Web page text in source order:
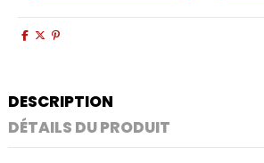
DESCRIPTION
DÉTAILS DU PRODUIT